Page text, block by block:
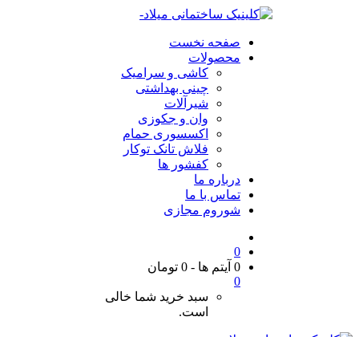
صفحه نخست
محصولات
کاشی و سرامیک
چینی بهداشتی
شیرآلات
وان و جکوزی
اکسسوری حمام
فلاش تانک توکار
کفشور ها
درباره ما
تماس با ما
شوروم مجازی
0
0 آیتم ها
-
0 تومان
0
سبد خرید شما خالی
است.